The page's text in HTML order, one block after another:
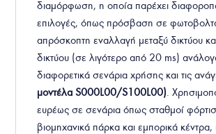
διαμόρφωση, η οποία παρέχει
επιλογές, όπως πρόσβαση σε
απρόσκοπτη εναλλαγή μεταξύ δικτύου
δικτύου (σε λιγότερο από 20 ms)
διαφορετικά σενάρια χρήσης και τις
μοντέλα S000L00/S100L00).
ευρέως σε σενάρια όπως σταθμοί
βιομηχανικά πάρκα και εμπορικά